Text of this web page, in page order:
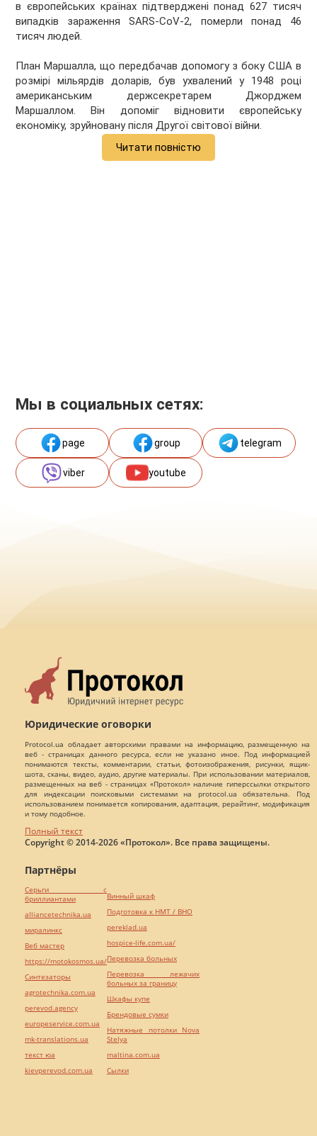
в європейських країнах підтверджені понад 627 тисяч
випадків зараження SARS-CoV-2, померли понад 46
тисяч людей.
План Маршалла, що передбачав допомогу з боку США в
розмірі мільярдів доларів, був ухвалений у 1948 році
американським держсекретарем Джорджем
Маршаллом. Він допоміг відновити європейську
економіку, зруйновану після Другої світової війни.
Читати повністю
Мы в социальных сетях:
page group telegram
viber youtube
Юридические оговорки
Protocol.ua обладает авторскими правами на информацию, размещенную на
веб - страницах данного ресурса, если не указано иное. Под информацией
понимаются тексты, комментарии, статьи, фотоизображения, рисунки, ящик-
шота, сканы, видео, аудио, другие материалы. При использовании материалов,
размещенных на веб - страницах «Протокол» наличие гиперссылки открытого
для индексации поисковыми системами на protocol.ua обязательна. Под
использованием понимается копирования, адаптация, рерайтинг, модификация
и тому подобное.
Полный текст
Copyright © 2014-2026 «Протокол». Все права защищены.
Партнёры
Серьги с
бриллиантами
alliancetechnika.ua
миралинкс
Веб мастер
https://motokosmos.ua/
Синтезаторы
agrotechnika.com.ua
perevod.agency
europeservice.com.ua
mk-translations.ua
текст юа
kievperevod.com.ua
Винный шкаф
Подготовка к НМТ / ВНО
pereklad.ua
hospice-life.com.ua/
Перевозка больных
Перевозка лежачих
больных за границу
Шкафы купе
Брендовые сумки
Натяжные потолки Nova
Stelya
maltina.com.ua
Cылки